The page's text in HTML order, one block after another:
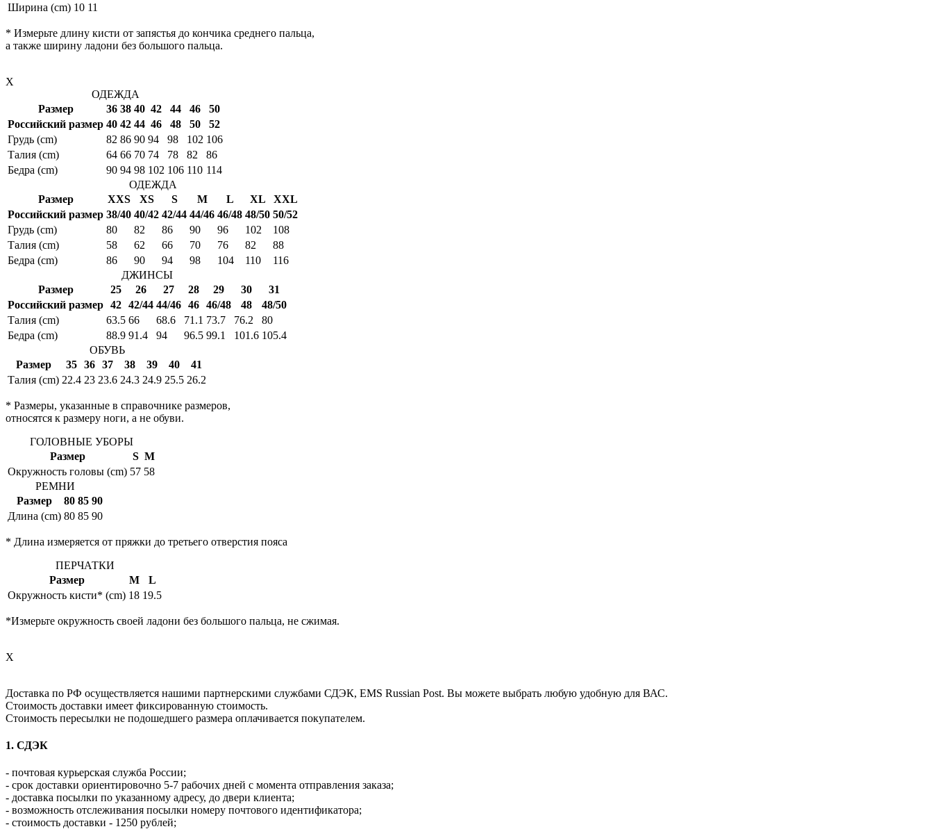
Ширина (cm) 10 11
* Измерьте длину кисти от запястья до кончика среднего пальца,
а также ширину ладони без большого пальца.
X
ОДЕЖДА
Размер
36 38 40 42 44 46
50
Российский размер 40 42 44 46 48 50
52
Грудь (cm)
82 86 90 94 98 102 106
Талия (cm)
64 66 70 74 78 82
86
Бедра (cm)
90 94 98 102 106 110 114
ОДЕЖДА
Размер
XXS XS S M L XL
XXL
Российский размер 38/40 40/42 42/44 44/46 46/48 48/50 50/52
Грудь (cm)
80 82 86 90 96 102
108
Талия (cm)
58 62 66 70 76 82
88
Бедра (cm)
86 90 94 98 104 110
116
ДЖИНСЫ
Размер
25 26 27 28 29 30
31
Российский размер 42 42/44 44/46 46 46/48 48
48/50
Талия (cm)
63.5 66 68.6 71.1 73.7 76.2
80
Бедра (cm)
88.9 91.4 94 96.5 99.1 101.6 105.4
ОБУВЬ
Размер
35 36 37 38 39 40
41
Талия (cm) 22.4 23 23.6 24.3 24.9 25.5 26.2
* Размеры, указанные в справочнике размеров,
относятся к размеру ноги, а не обуви.
ГОЛОВНЫЕ УБОРЫ
Размер
S M
Окружность головы (cm) 57 58
РЕМНИ
Размер
80 85 90
Длина (cm) 80 85 90
* Длина измеряется от пряжки до третьего отверстия пояса
ПЕРЧАТКИ
Размер
M
L
Окружность кисти* (cm) 18 19.5
*Измерьте окружность своей ладони без большого пальца, не сжимая.
X
Доставка по РФ осуществляется нашими партнерскими службами СДЭК, EMS Russian Post. Вы можете выбрать любую удобную для ВАС.
Стоимость доставки имеет фиксированную стоимость.
Стоимость пересылки не подошедшего размера оплачивается покупателем.
1. СДЭК
- почтовая курьерская служба России;
- срок доставки ориентировочно 5-7 рабочих дней с момента отправления заказа;
- доставка посылки по указанному адресу, до двери клиента;
- возможность отслеживания посылки номеру почтового идентификатора;
- стоимость доставки - 1250 рублей;